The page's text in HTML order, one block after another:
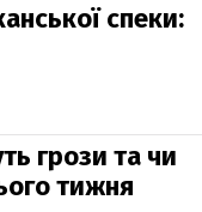
спеки:
грози та чи
тижня